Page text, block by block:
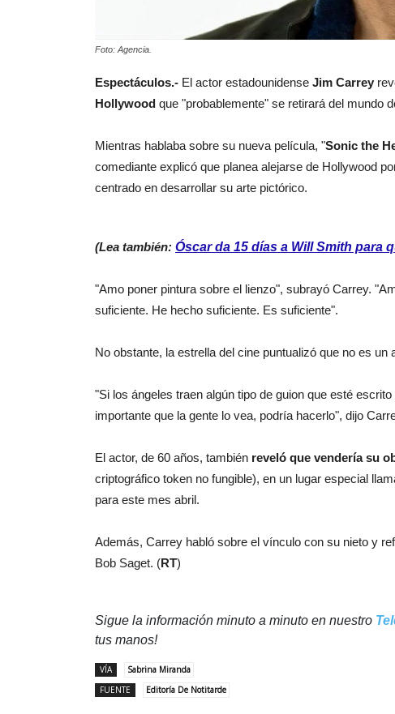
Foto: Agencia.
Espectáculos.- El actor estadounidense Jim Carrey
Hollywood que "probablemente" se retirará del mundo
Mientras hablaba sobre su nueva película, "Sonic the
comediante explicó que planea alejarse de Hollywood
centrado en desarrollar su arte pictórico.
(Lea también: Óscar da 15 días a Will Smith para
"Amo poner pintura sobre el lienzo", subrayó Carrey.
suficiente. He hecho suficiente. Es suficiente".
No obstante, la estrella del cine puntualizó que no es un
"Si los ángeles traen algún tipo de guion que esté
importante que la gente lo vea, podría hacerlo", dijo
El actor, de 60 años, también reveló que vendería su
criptográfico token no fungible), en un lugar especial
para este mes abril.
Además, Carrey habló sobre el vínculo con su nieto y
Bob Saget. (RT)
Sigue la información minuto a minuto en nuestro
tus manos!
VÍA
Sabrina Miranda
FUENTE
Editoría De Notitarde